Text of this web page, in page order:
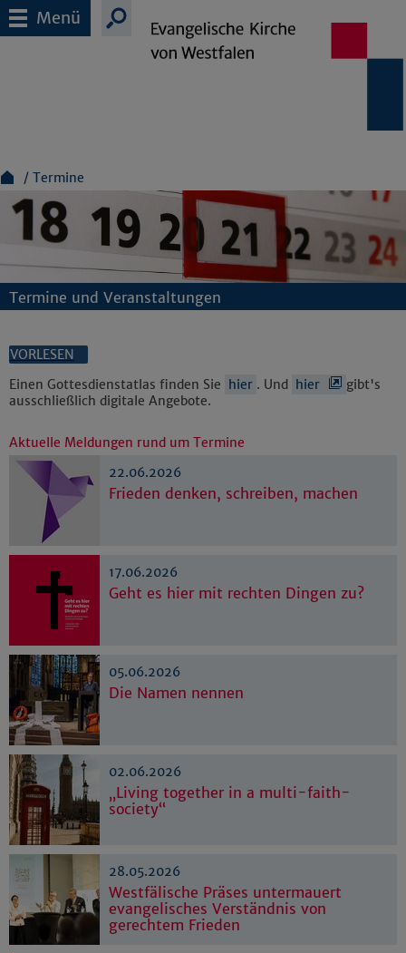
Menü
Termine
Termine und Veranstaltungen
VORLESEN
Einen Gottesdienstatlas finden Sie hier . Und hier
gibt's
ausschließlich digitale Angebote.
Aktuelle Meldungen rund um Termine
22.06.2026
Frieden denken, schreiben, machen
17.06.2026
Geht es hier mit rechten Dingen zu?
05.06.2026
Die Namen nennen
02.06.2026
„Living together in a multi-faith-
society“
28.05.2026
Westfälische Präses untermauert
evangelisches Verständnis von
gerechtem Frieden